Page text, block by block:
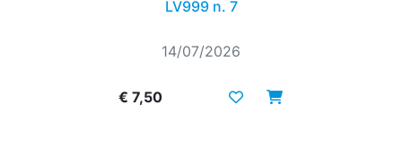
LV999 n. 7
14/07/2026
€ 7,50